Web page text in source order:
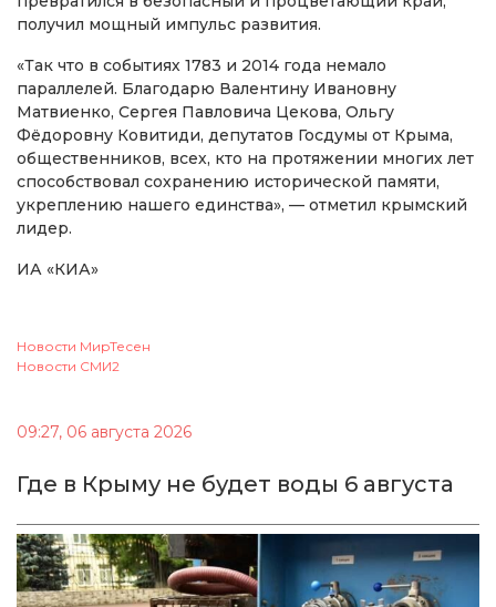
получил мощный импульс развития.
«Так что в событиях 1783 и 2014 года немало
параллелей. Благодарю Валентину Ивановну
Матвиенко, Сергея Павловича Цекова, Ольгу
Фёдоровну Ковитиди, депутатов Госдумы от Крыма,
общественников, всех, кто на протяжении многих лет
способствовал сохранению исторической памяти,
укреплению нашего единства», — отметил крымский
лидер.
ИА «КИА»
Новости МирТесен
Новости СМИ2
09:27, 06 августа 2026
Где в Крыму не будет воды 6 августа